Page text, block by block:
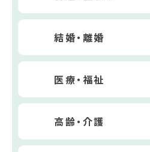
結婚・離婚
医療・福祉
高齢・介護